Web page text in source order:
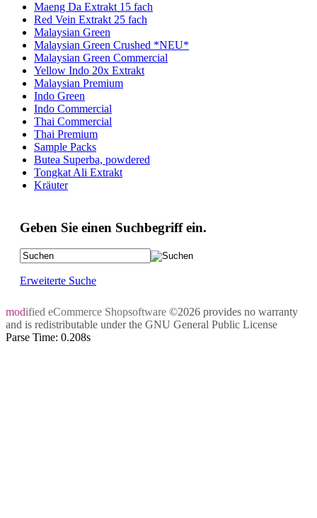
Maeng Da Extrakt 15 fach
Red Vein Extrakt 25 fach
Malaysian Green
Malaysian Green Crushed *NEU*
Malaysian Green Commercial
Yellow Indo 20x Extrakt
Malaysian Premium
Indo Green
Indo Commercial
Thai Commercial
Thai Premium
Sample Packs
Butea Superba, powdered
Tongkat Ali Extrakt
Kräuter
Geben Sie einen Suchbegriff ein.
Erweiterte Suche
modified eCommerce Shopsoftware ©2026 provides no warranty
and is redistributable under the GNU General Public License
Parse Time: 0.208s